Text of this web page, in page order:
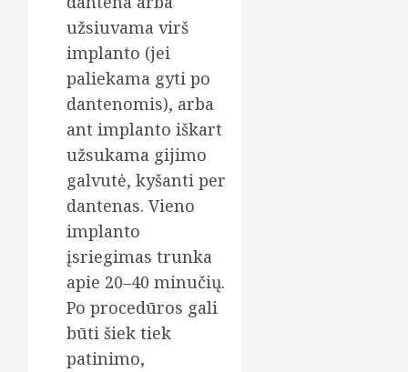
užsiuvama virš
implanto (jei
paliekama gyti po
dantenomis), arba
ant implanto iškart
užsukama gijimo
galvutė, kyšanti per
dantenas. Vieno
implanto
įsriegimas trunka
apie 20–40 minučių.
Po procedūros gali
būti šiek tiek
patinimo,